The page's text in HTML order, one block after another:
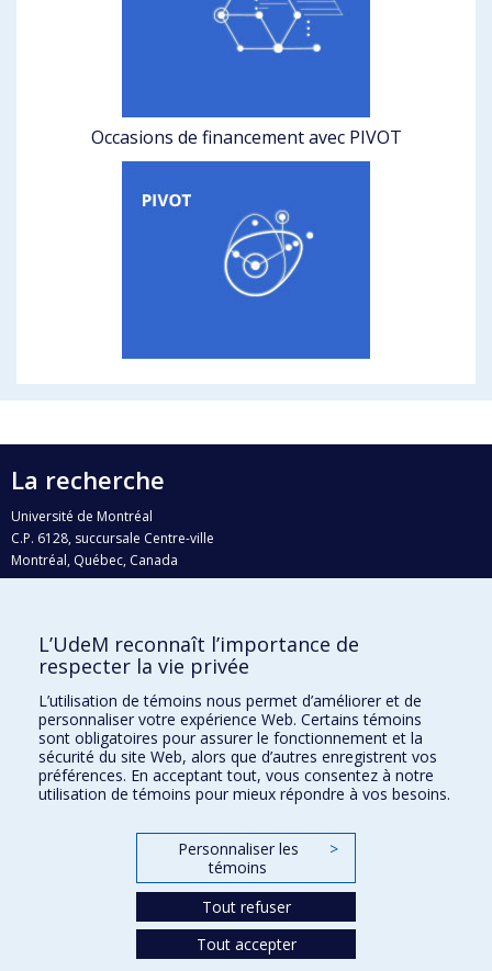
Occasions de financement avec PIVOT
La recherche
Université de Montréal
C.P. 6128, succursale Centre-ville
Montréal, Québec, Canada
H3C 3J7
Qui fait quoi?
Nous trouver
Plan du site
Accessibilité
L’UdeM reconnaît l’importance de
respecter la vie privée
L’utilisation de témoins nous permet d’améliorer et de
personnaliser votre expérience Web. Certains témoins
sont obligatoires pour assurer le fonctionnement et la
sécurité du site Web, alors que d’autres enregistrent vos
préférences. En acceptant tout, vous consentez à notre
utilisation de témoins pour mieux répondre à vos besoins.
Personnaliser les
témoins
>
Tout refuser
Tout accepter